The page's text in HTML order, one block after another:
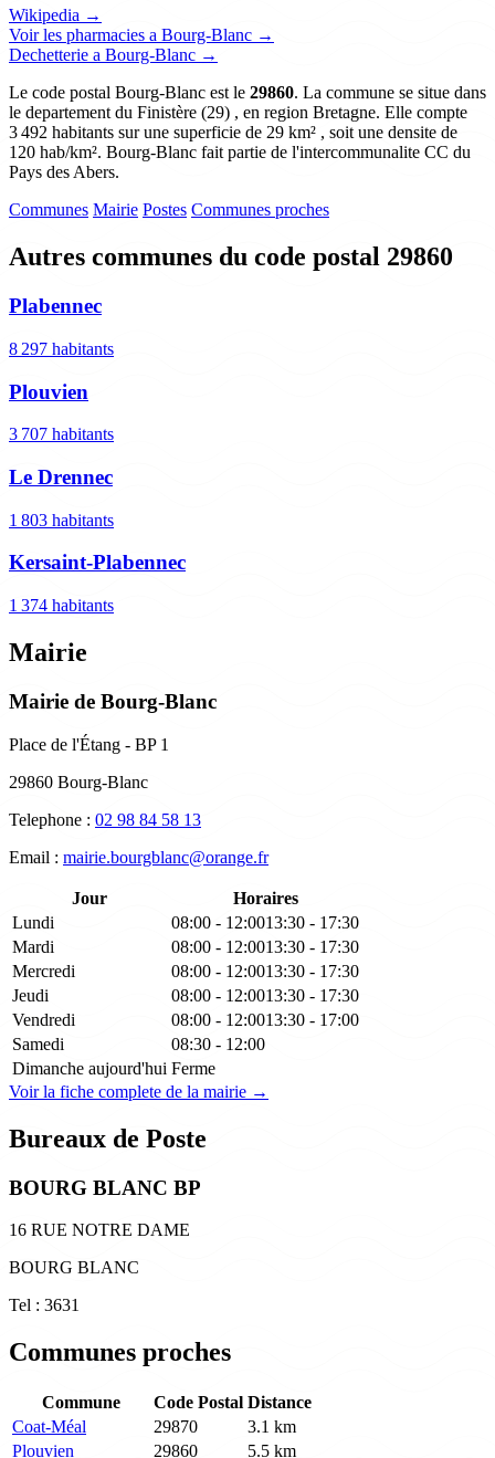
Wikipedia →
Voir les pharmacies a Bourg-Blanc →
Dechetterie a Bourg-Blanc →
Le code postal Bourg-Blanc est le 29860. La commune se situe dans
le departement du Finistère (29) , en region Bretagne. Elle compte
3 492 habitants sur une superficie de 29 km² , soit une densite de
120 hab/km². Bourg-Blanc fait partie de l'intercommunalite CC du
Pays des Abers.
Communes Mairie Postes Communes proches
Autres communes du code postal 29860
Plabennec
8 297 habitants
Plouvien
3 707 habitants
Le Drennec
1 803 habitants
Kersaint-Plabennec
1 374 habitants
Mairie
Mairie de Bourg-Blanc
Place de l'Étang - BP 1
29860 Bourg-Blanc
Telephone : 02 98 84 58 13
Email : mairie.bourgblanc@orange.fr
Jour
Horaires
Lundi
08:00 - 12:0013:30 - 17:30
Mardi
08:00 - 12:0013:30 - 17:30
Mercredi
08:00 - 12:0013:30 - 17:30
Jeudi
08:00 - 12:0013:30 - 17:30
Vendredi
08:00 - 12:0013:30 - 17:00
Samedi
08:30 - 12:00
Dimanche aujourd'hui Ferme
Voir la fiche complete de la mairie →
Bureaux de Poste
BOURG BLANC BP
16 RUE NOTRE DAME
BOURG BLANC
Tel : 3631
Communes proches
Commune Code Postal Distance
Coat-Méal
29870
3.1 km
Plouvien
29860 5.5 km